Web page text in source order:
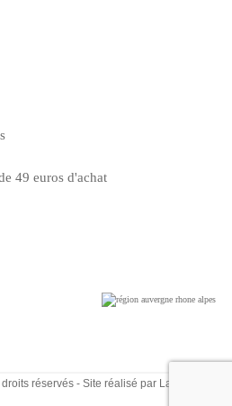
réservés - Site réalisé par La Cerise